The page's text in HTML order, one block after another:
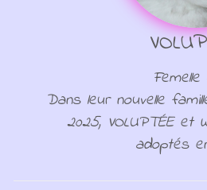
Dans leur nouvelle
2025, VOLUPTÉE et
adoptés